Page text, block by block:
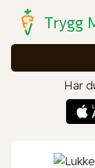
Trygg
Har